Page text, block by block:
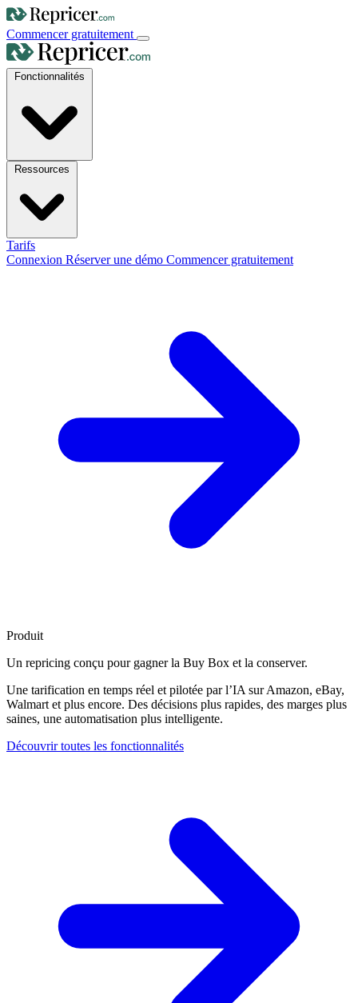
Commencer gratuitement
Tarifs
Connexion Réserver une démo Commencer gratuitement
Produit
Un repricing conçu pour gagner la Buy Box et la conserver.
Une tarification en temps réel et pilotée par l’IA sur Amazon, eBay,
Walmart et plus encore. Des décisions plus rapides, des marges plus
saines, une automatisation plus intelligente.
Découvrir toutes les fonctionnalités